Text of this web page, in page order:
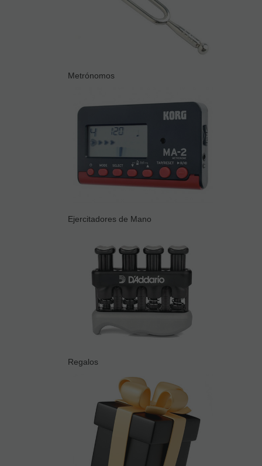
Metrónomos
Ejercitadores de Mano
Regalos